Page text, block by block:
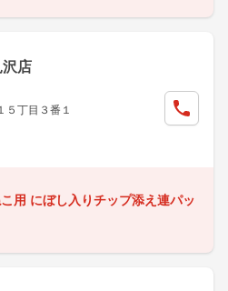
沢店
５丁目３番１
用 にぼし入りチップ添え連パッ